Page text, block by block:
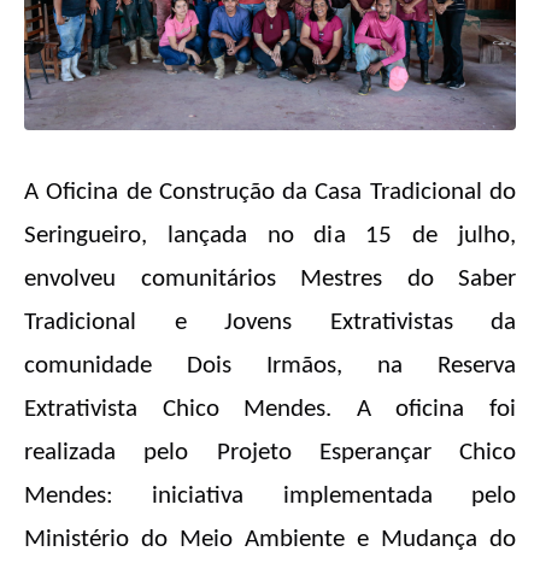
A Oficina de Construção da Casa Tradicional do
Seringueiro, lançada no dia 15 de julho,
envolveu comunitários Mestres do Saber
Tradicional e Jovens Extrativistas da
comunidade Dois Irmãos, na Reserva
Extrativista Chico Mendes. A oficina foi
realizada pelo Projeto Esperançar Chico
Mendes: iniciativa implementada pelo
Ministério do Meio Ambiente e Mudança do